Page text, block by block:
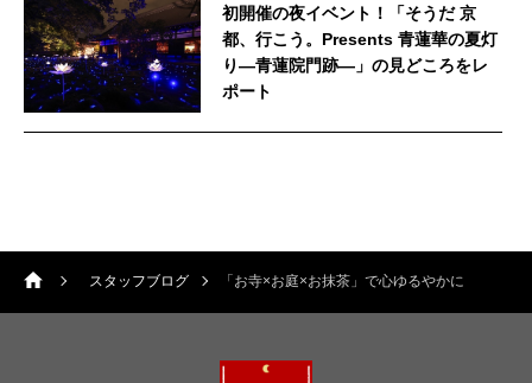
初開催の夜イベント！「そうだ 京
都、行こう。Presents 青蓮華の夏灯
り—青蓮院門跡—」の見どころをレ
ポート
スタッフブログ 「お寺×お庭×お抹茶」で心ゆるやかに